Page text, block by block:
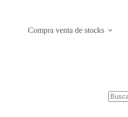
Compra venta de stocks